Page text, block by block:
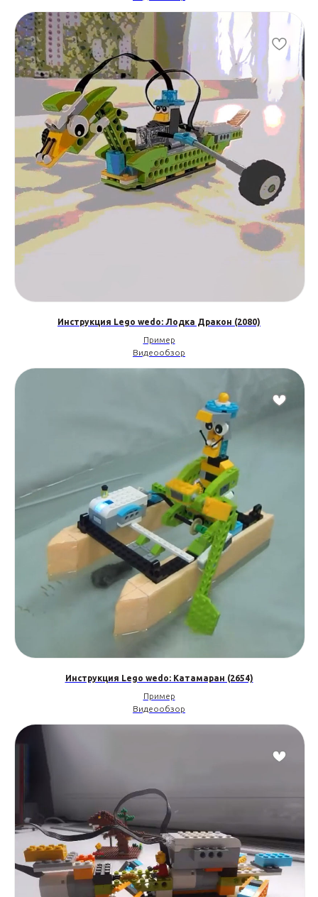
Инструкция Lego wedo: Лодка Дракон (2080)
Пример
Видеообзор
Инструкция Lego wedo: Катамаран (2654)
Пример
Видеообзор